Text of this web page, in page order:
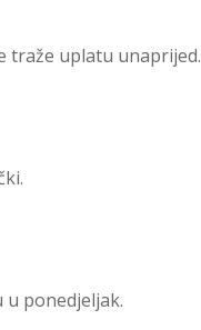
traže uplatu unaprijed.
u ponedjeljak.